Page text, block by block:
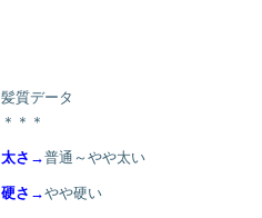
髪質データ
＊＊＊
太さ→普通～やや太い
硬さ →やや硬い